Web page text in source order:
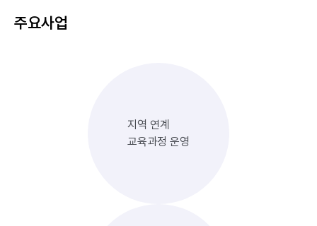
주요사업
지역 연계
교육과정 운영